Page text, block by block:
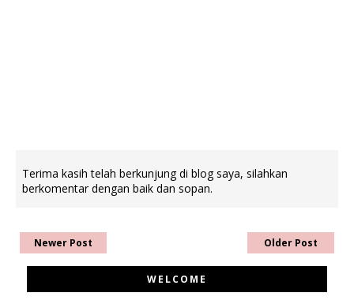
Terima kasih telah berkunjung di blog saya, silahkan
berkomentar dengan baik dan sopan.
Newer Post Older Post
WELCOME